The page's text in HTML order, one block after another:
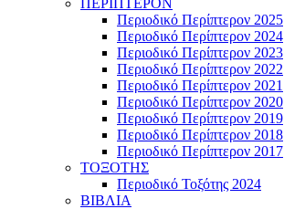
ΠΕΡΙΠΤΕΡΟΝ
Περιοδικό Περίπτερον 2025
Περιοδικό Περίπτερον 2024
Περιοδικό Περίπτερον 2023
Περιοδικό Περίπτερον 2022
Περιοδικό Περίπτερον 2021
Περιοδικό Περίπτερον 2020
Περιοδικό Περίπτερον 2019
Περιοδικό Περίπτερον 2018
Περιοδικό Περίπτερον 2017
ΤΟΞΟΤΗΣ
Περιοδικό Τοξότης 2024
ΒΙΒΛΙΑ